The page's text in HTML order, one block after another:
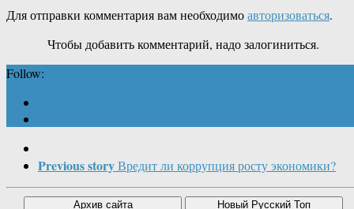
Для отправки комментария вам необходимоавторизоваться.
Чтобы добавить комментарий, надо залогиниться.
Follow:
Previous storyВредит ли коррупция росту экономики?